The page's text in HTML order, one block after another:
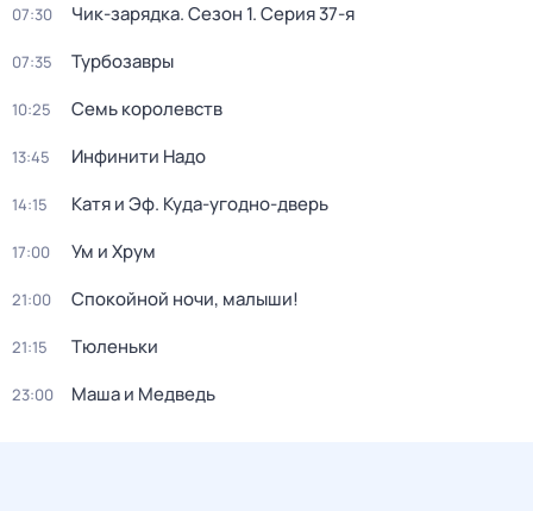
07:30 Чик-зарядка. Сезон 1. Серия 37-я
07:35 Турбозавры
10:25 Семь королевств
13:45 Инфинити Надо
14:15 Катя и Эф. Куда-угодно-дверь
17:00 Ум и Хрум
21:00 Спокойной ночи, малыши!
21:15 Тюленьки
23:00 Маша и Медведь